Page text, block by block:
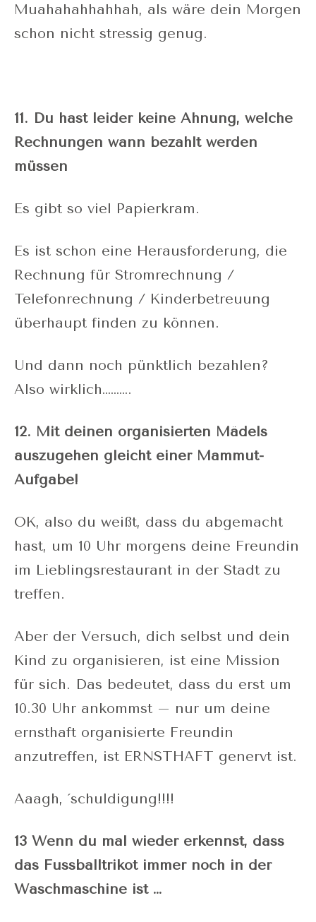
Muahahahhahhah, als wäre dein Morgen
schon nicht stressig genug.
11. Du hast leider keine Ahnung, welche
Rechnungen wann bezahlt werden
müssen
Es gibt so viel Papierkram.
Es ist schon eine Herausforderung, die
Rechnung für Stromrechnung /
Telefonrechnung / Kinderbetreuung
überhaupt finden zu können.
Und dann noch pünktlich bezahlen?
Also wirklich……….
12. Mit deinen organisierten Mädels
auszugehen gleicht einer Mammut-
Aufgabe!
OK, also du weißt, dass du abgemacht
hast, um 10 Uhr morgens deine Freundin
im Lieblingsrestaurant in der Stadt zu
treffen.
Aber der Versuch, dich selbst und dein
Kind zu organisieren, ist eine Mission
für sich. Das bedeutet, dass du erst um
10.30 Uhr ankommst – nur um deine
ernsthaft organisierte Freundin
anzutreffen, ist ERNSTHAFT genervt ist.
Aaagh, ´schuldigung!!!!
13 Wenn du mal wieder erkennst, dass
das Fussballtrikot immer noch in der
Waschmaschine ist …